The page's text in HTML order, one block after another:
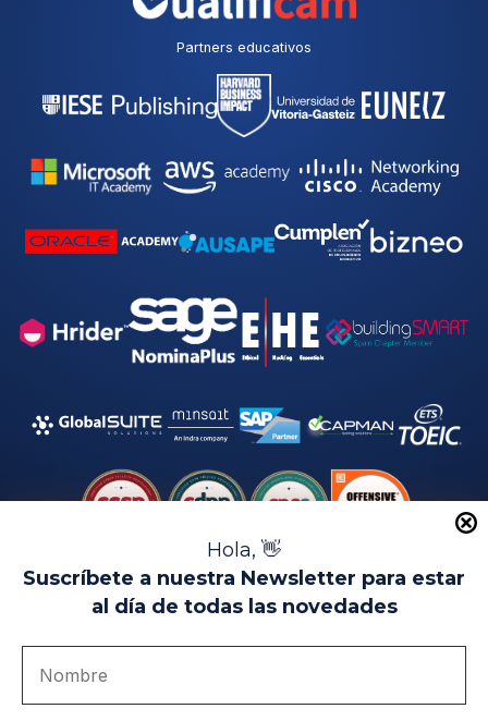
Hola, 👋
Suscríbete a nuestra Newsletter para estar
al día de todas las novedades
Partners educativos
Aviso Legal Uso de Cookies Política de Privacidad